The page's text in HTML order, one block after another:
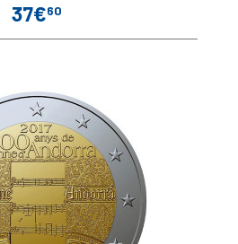
Prix
37€60